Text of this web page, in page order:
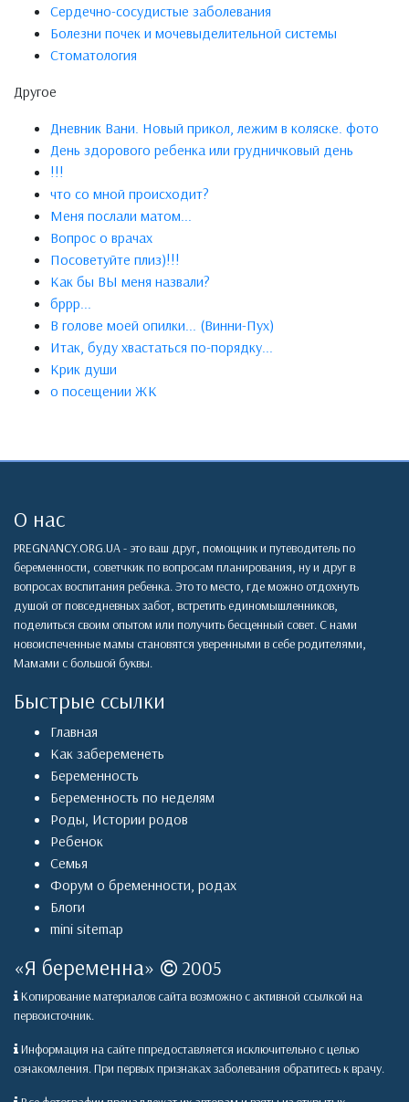
Сердечно-сосудистые заболевания
Болезни почек и мочевыделительной системы
Стоматология
Другое
Дневник Вани. Новый прикол, лежим в коляске. фото
День здорового ребенка или грудничковый день
!!!
что со мной происходит?
Меня послали матом...
Вопрос о врачах
Посоветуйте плиз)!!!
Как бы ВЫ меня назвали?
бррр...
В голове моей опилки... (Винни-Пух)
Итак, буду хвастаться по-порядку...
Крик души
о посещении ЖК
О нас
PREGNANCY.ORG.UA - это ваш друг, помощник и путеводитель по
беременности, советчкик по вопросам планирования, ну и друг в
вопросах воспитания ребенка. Это то место, где можно отдохнуть
душой от повседневных забот, встретить единомышленников,
поделиться своим опытом или получить бесценный совет. С нами
новоиспеченные мамы становятся уверенными в себе родителями,
Мамами с большой буквы.
Быстрые ссылки
Главная
Как забеременеть
Беременность
Беременность по неделям
Роды, Истории родов
Ребенок
Семья
Форум о бременности, родах
Блоги
mini sitemap
«Я беременна» 2005
Копирование материалов сайта возможно с активной ссылкой на
первоисточник.
Информация на сайте ппредоставляется исключительно с целью
ознакомления. При первых признаках заболевания обратитесь к врачу.